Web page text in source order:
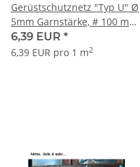
Gerüstschutznetz "Typ U" Ø
5mm Garnstärke, # 100 mm
Maschenweite
6,39 EUR *
6,39 EUR pro 1 m2